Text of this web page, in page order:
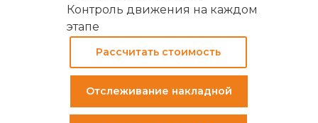
Рассчитать стоимость
Контроль движения на каждом
этапе
Отслеживание накладной